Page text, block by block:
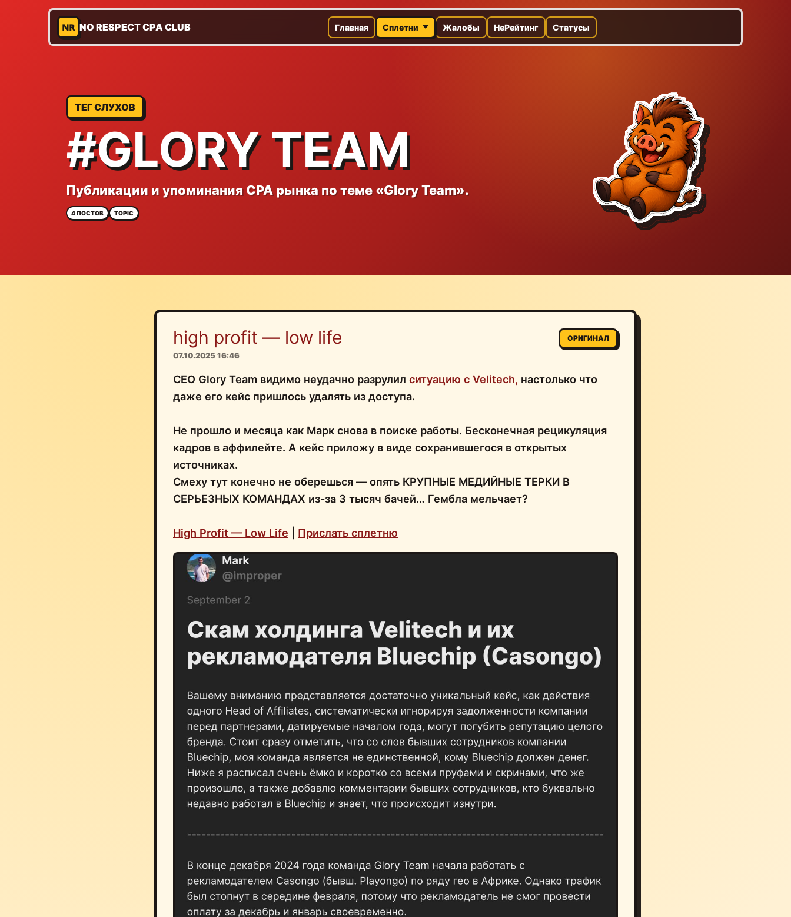
NR NO RESPECT CPA CLUB Главная Сплетни Жалобы НеРейтинг Статусы
ТЕГ СЛУХОВ
#GLORY TEAM
Публикации и упоминания CPA рынка по теме «Glory Team».
4 ПОСТОВ TOPIC
high profit — low life
07.10.2025 16:46
ОРИГИНАЛ
CEO Glory Team видимо неудачно разрулил ситуацию с Velitech, настолько что
даже его кейс пришлось удалять из доступа.
Не прошло и месяца как Марк снова в поиске работы. Бесконечная рецикуляция
кадров в аффилейте. А кейс приложу в виде сохранившегося в открытых
источниках.
Смеху тут конечно не оберешься — опять КРУПНЫЕ МЕДИЙНЫЕ ТЕРКИ В
СЕРЬЕЗНЫХ КОМАНДАХ из-за 3 тысяч бачей… Гембла мельчает?
High Profit — Low Life Прислать сплетню